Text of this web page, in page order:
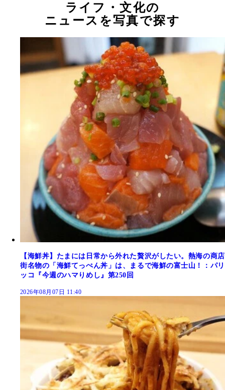
ライフ・文化の
ニュースを写真で探す
【海鮮丼】たまには日常から外れた贅沢がしたい。熱海の商店
街名物の「海鮮てっぺん丼」は、まるで海鮮の富士山！：パリ
ッコ『今週のハマりめし』第250回
2026年08月07日 11:40